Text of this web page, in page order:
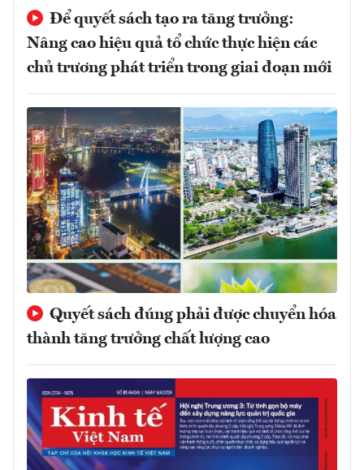
Để quyết sách tạo ra tăng trưởng:
Nâng cao hiệu quả tổ chức thực hiện các
chủ trương phát triển trong giai đoạn mới
Quyết sách đúng phải được chuyển hóa
thành tăng trưởng chất lượng cao